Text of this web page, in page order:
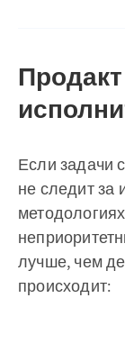
Если задачи
не следит за
лучше, чем
происходит: